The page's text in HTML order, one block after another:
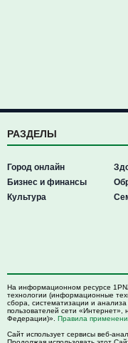
РАЗДЕЛЫ
Город онлайн
Бизнес и финансы
Культура
На информационном ресурсе
технологии (информационные
сбора, систематизации и
пользователей сети «Интернет»,
Федерации)». Правила
Сайт использует сервисы веб-